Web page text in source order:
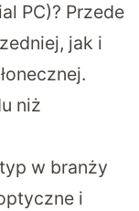
PC)? Przede
jak i
niż
w branży
i